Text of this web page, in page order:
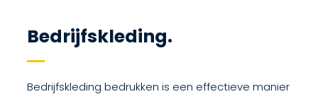
Bedrijfskleding.
Bedrijfskleding bedrukken is een effectieve manier